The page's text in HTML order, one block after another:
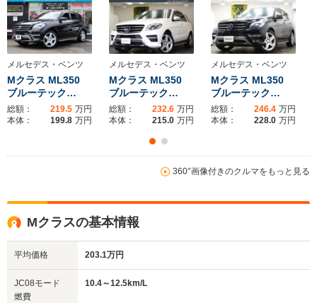
サイズ
(全長x全幅x全高)
燃費
駆動方式
全幅
1.92m
全長
4.93m～4.95m
ホイールベース
-m
1.94m～1.98m
全長
5.13m～5.15m
ホイールベース
-m
全幅
1.84m
4.53m
ホイー
メルセデス・ベンツ
Mクラス ML350
ブルーテック…
総額： 219.5 万円
本体：
199.8 万円
メルセデス・ベンツ
Mクラス ML350
ブルーテック…
総額： 232.6 万円
本体：
215.0 万円
メルセデス・ベンツ
Mクラス ML350
ブルーテック…
総額： 246.4 万円
本体：
228.0 万円
360°画像付きのクルマをもっと見る
Mクラスの基本情報
平均価格 203.1万円
JC08モード
燃費
10.4～12.5km/L